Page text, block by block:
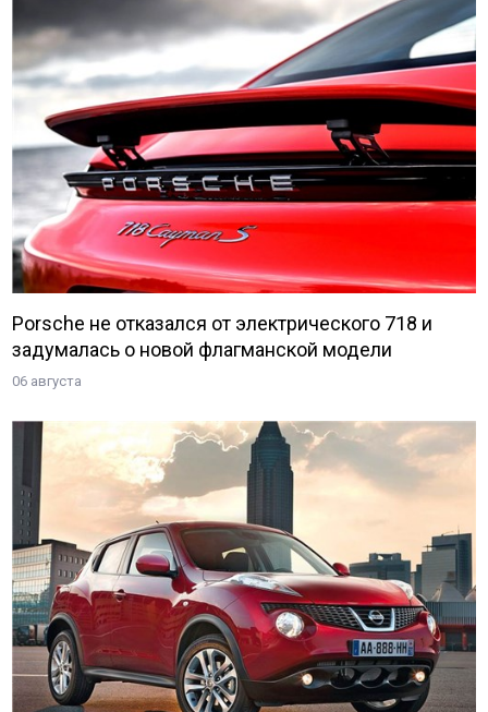
Porsche не отказался от электрического 718 и
задумалась о новой флагманской модели
06 августа